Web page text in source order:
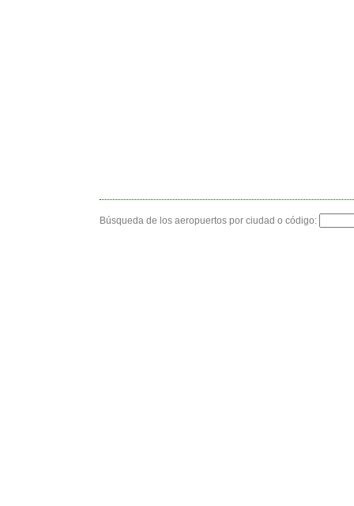
Búsqueda de los aeropuertos por ciudad o código: